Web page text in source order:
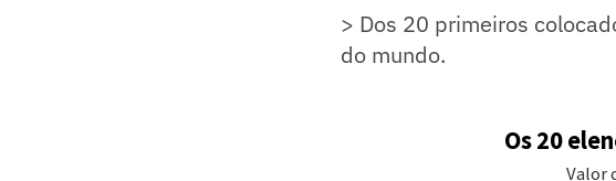
> Dos 20 primeiros
do mundo.